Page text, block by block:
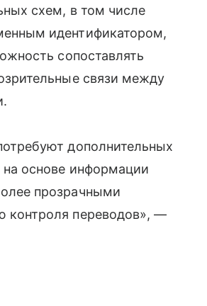
схем, в том числе
идентификатором,
сопоставлять
связи между
дополнительных
на основе информации
прозрачными
контроля переводов», —